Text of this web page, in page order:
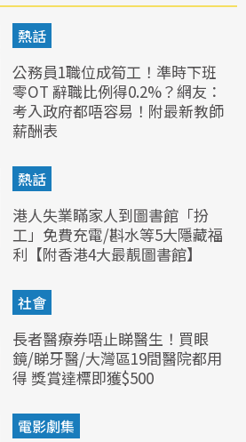
熱話
公務員1職位成筍工！準時下班
零OT 辭職比例得0.2%？網友：
考入政府都唔容易！附最新教師
薪酬表
熱話
港人失業瞞家人到圖書館「扮
工」免費充電/斟水等5大隱藏福
利【附香港4大最靚圖書館】
社會
長者醫療券唔止睇醫生！買眼
鏡/睇牙醫/大灣區19間醫院都用
得 獎賞達標即獲$500
電影劇集